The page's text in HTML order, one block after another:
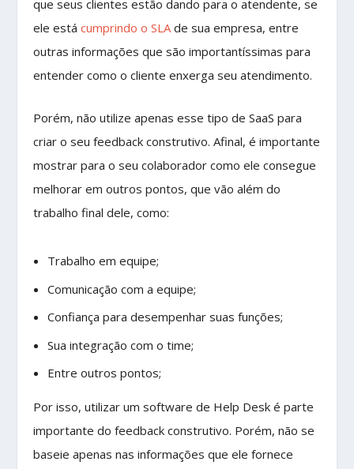
que seus clientes estão dando para o atendente, se
ele estácumprindo o SLA de sua empresa, entre
outras informações que são importantíssimas para
entender como o cliente enxerga seu atendimento.
Porém, não utilize apenas esse tipo de SaaS para
criar o seu feedback construtivo. Afinal, é importante
mostrar para o seu colaborador como ele consegue
melhorar em outros pontos, que vão além do
trabalho final dele, como:
Trabalho em equipe;
Comunicação com a equipe;
Confiança para desempenhar suas funções;
Sua integração com o time;
Entre outros pontos;
Por isso, utilizar um software de Help Desk é parte
importante do feedback construtivo. Porém, não se
baseie apenas nas informações que ele fornece